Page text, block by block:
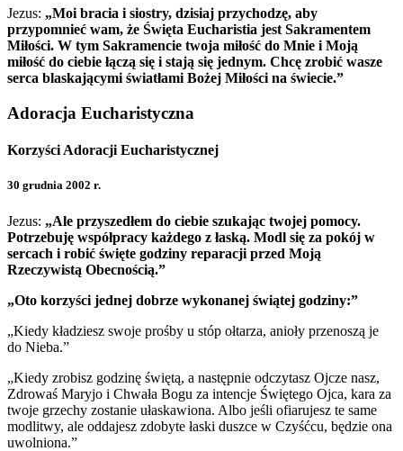
Jezus: „Moi bracia i siostry, dzisiaj przychodzę, aby
przypomnieć wam, że Święta Eucharistia jest Sakramentem
Miłości. W tym Sakramencie twoja miłość do Mnie i Moją
miłość do ciebie łączą się i stają się jednym. Chcę zrobić wasze
serca blaskającymi światłami Bożej Miłości na świecie.”
Adoracja Eucharistyczna
Korzyści Adoracji Eucharistycznej
30 grudnia 2002 r.
Jezus: „Ale przyszedłem do ciebie szukając twojej pomocy.
Potrzebuję współpracy każdego z łaską. Modl się za pokój w
sercach i robić święte godziny reparacji przed Moją
Rzeczywistą Obecnością.”
„Oto korzyści jednej dobrze wykonanej świątej godziny:”
„Kiedy kładziesz swoje prośby u stóp ołtarza, anioły przenoszą je
do Nieba.”
„Kiedy zrobisz godzinę świętą, a następnie odczytasz Ojcze nasz,
Zdrowaś Maryjo i Chwała Bogu za intencje Świętego Ojca, kara za
twoje grzechy zostanie ułaskawiona. Albo jeśli ofiarujesz te same
modlitwy, ale oddajesz zdobyte łaski duszce w Czyśćcu, będzie ona
uwolniona.”